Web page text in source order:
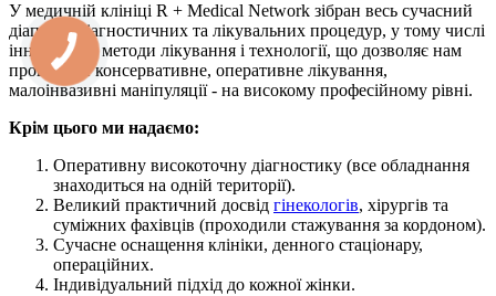
У медичній клініці R + Medical Network зібран весь сучасний
діапазон діагностичних та лікувальних процедур, у тому числі
інноваційні методи лікування і технології, що дозволяє нам
проводити консервативне, оперативне лікування,
малоінвазивні маніпуляції - на високому професійному рівні.
Крім цього ми надаємо:
Оперативну високоточну діагностику (все обладнання
знаходиться на одній території).
Великий практичний досвід гінекологів, хірургів та
суміжних фахівців (проходили стажування за кордоном).
Сучасне оснащення клініки, денного стаціонару,
операційних.
Індивідуальний підхід до кожної жінки.